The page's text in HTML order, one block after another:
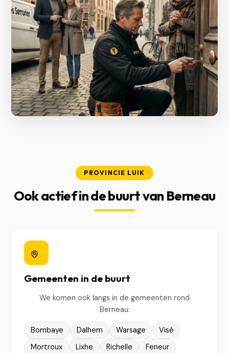
PROVINCIE LUIK
Ook actief in de buurt van Berneau
Gemeenten in de buurt
We komen ook langs in de gemeenten rond
Berneau:
Bombaye Dalhem Warsage
Visé
Mortroux
Lixhe Richelle Feneur